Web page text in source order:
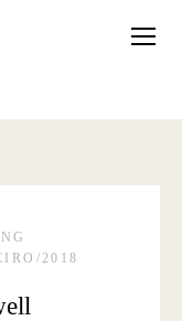
2018